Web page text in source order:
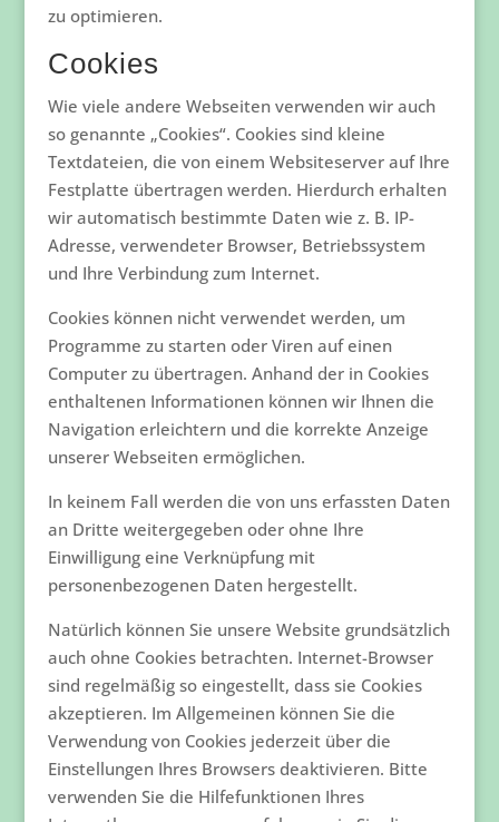
zu optimieren.
Cookies
Wie viele andere Webseiten verwenden wir auch
so genannte „Cookies“. Cookies sind kleine
Textdateien, die von einem Websiteserver auf Ihre
Festplatte übertragen werden. Hierdurch erhalten
wir automatisch bestimmte Daten wie z. B. IP-
Adresse, verwendeter Browser, Betriebssystem
und Ihre Verbindung zum Internet.
Cookies können nicht verwendet werden, um
Programme zu starten oder Viren auf einen
Computer zu übertragen. Anhand der in Cookies
enthaltenen Informationen können wir Ihnen die
Navigation erleichtern und die korrekte Anzeige
unserer Webseiten ermöglichen.
In keinem Fall werden die von uns erfassten Daten
an Dritte weitergegeben oder ohne Ihre
Einwilligung eine Verknüpfung mit
personenbezogenen Daten hergestellt.
Natürlich können Sie unsere Website grundsätzlich
auch ohne Cookies betrachten. Internet-Browser
sind regelmäßig so eingestellt, dass sie Cookies
akzeptieren. Im Allgemeinen können Sie die
Verwendung von Cookies jederzeit über die
Einstellungen Ihres Browsers deaktivieren. Bitte
verwenden Sie die Hilfefunktionen Ihres